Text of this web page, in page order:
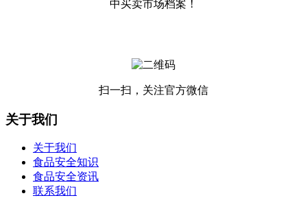
中买卖市场档案！
扫一扫，关注官方微信
关于我们
关于我们
食品安全知识
食品安全资讯
联系我们